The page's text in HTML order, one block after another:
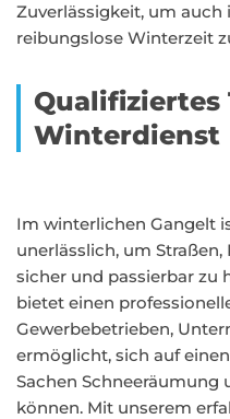
Zuverlässigkeit, um auch
reibungslose Winterzeit
Qualifiziertes
Winterdienst
Im winterlichen Gangelt
unerlässlich, um
sicher und passierbar zu
bietet einen
Gewerbebetrieben,
ermöglicht, sich auf
Sachen Schneeräumung
können. Mit unserem